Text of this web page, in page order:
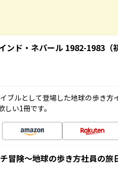
ンド・ネパール 1982-1983（
ブルとして登場した地球の歩き
い1冊です。
冒険～地球の歩き方社員の旅